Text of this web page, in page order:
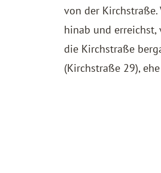
von der
hinab und erreichst,
die Kirchstraße
(Kirchstraße 29),